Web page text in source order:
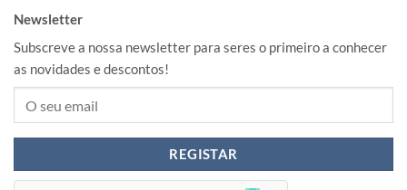
Newsletter
Subscreve a nossa newsletter para seres o primeiro a conhecer
as novidades e descontos!